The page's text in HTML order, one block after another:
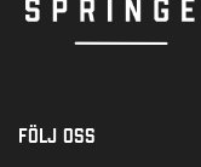
Följ oss